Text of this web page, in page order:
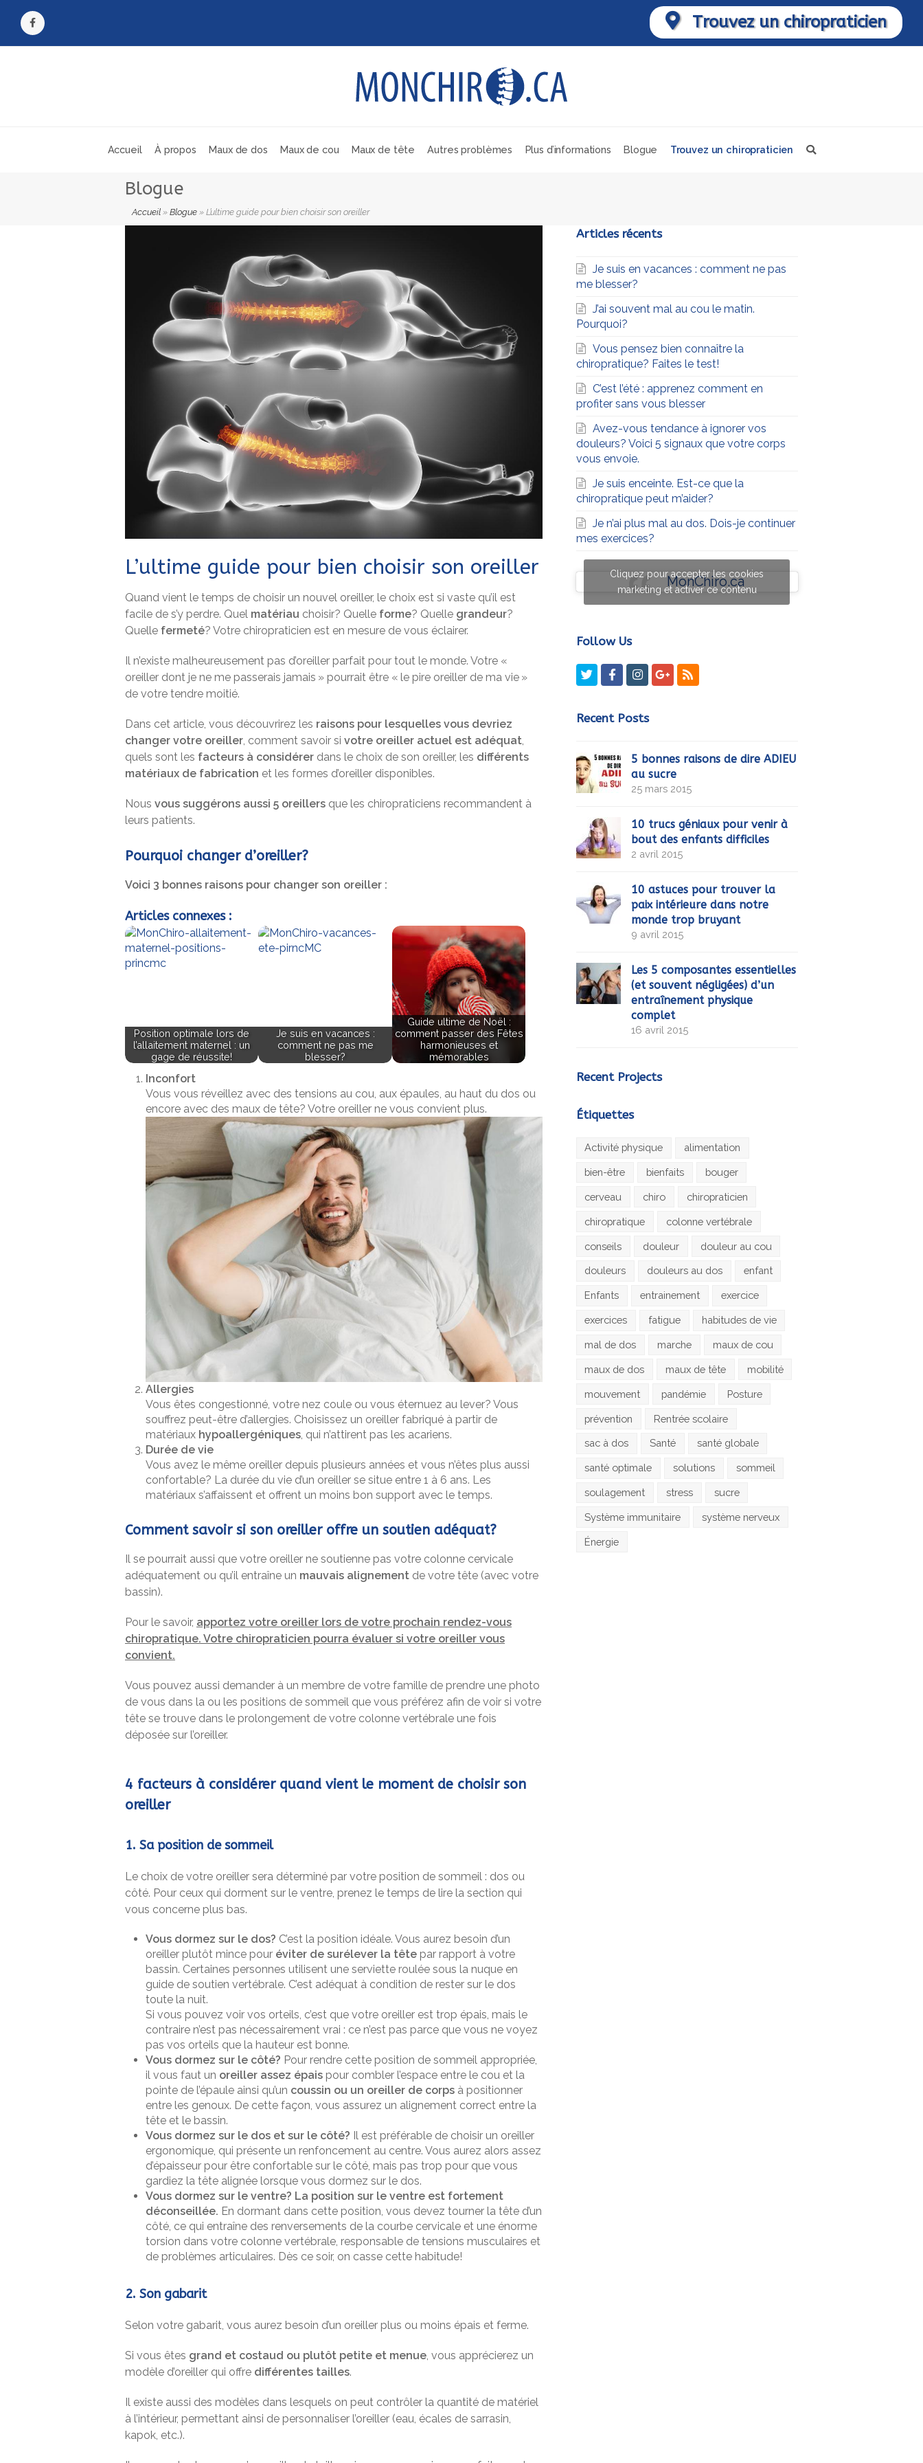
Trouvez un chiropraticien
Facebook
Accueil À propos Maux de dos Maux de cou Maux de tête Autres problèmes Plus d’informations Blogue Trouvez un chiropraticien
Blogue
Accueil » Blogue » L’ultime guide pour bien choisir son oreiller
L’ultime guide pour bien choisir son oreiller
Quand vient le temps de choisir un nouvel oreiller, le choix est si vaste qu’il est
facile de s’y perdre. Quel matériau choisir? Quelle forme? Quelle grandeur?
Quelle fermeté? Votre chiropraticien est en mesure de vous éclairer.
Il n’existe malheureusement pas d’oreiller parfait pour tout le monde. Votre «
oreiller dont je ne me passerais jamais » pourrait être « le pire oreiller de ma vie »
de votre tendre moitié.
Dans cet article, vous découvrirez les raisons pour lesquelles vous devriez
changer votre oreiller , comment savoir si votre oreiller actuel est adéquat
quels sont les facteurs à considérer dans le choix de son oreiller, les différents
matériaux de fabrication et les formes d’oreiller disponibles.
Nous vous suggérons aussi 5 oreillers que les chiropraticiens recommandent à
leurs patients.
Pourquoi changer d’oreiller?
Voici 3 bonnes raisons pour changer son oreiller :
Articles connexes :
Position optimale lors de
l’allaitement maternel : un
gage de réussite!
Je suis en vacances :
comment ne pas me
blesser?
Guide ultime de Noël :
comment passer des Fêtes
harmonieuses et
mémorables
Inconfort
Vous vous réveillez avec des tensions au cou, aux épaules, au haut du dos ou
encore avec des maux de tête? Votre oreiller ne vous convient plus.
Allergies
Vous êtes congestionné, votre nez coule ou vous éternuez au lever? Vous
souffrez peut-être d’allergies. Choisissez un oreiller fabriqué à partir de
matériaux hypoallergéniques , qui n’attirent pas les acariens.
Durée de vie
Vous avez le même oreiller depuis plusieurs années et vous n’êtes plus aussi
confortable? La durée du vie d’un oreiller se situe entre 1 à 6 ans. Les
matériaux s’affaissent et offrent un moins bon support avec le temps.
Comment savoir si son oreiller offre un soutien adéquat?
Il se pourrait aussi que votre oreiller ne soutienne pas votre colonne cervicale
adéquatement ou qu’il entraîne un mauvais alignement de votre tête (avec votre
bassin).
Pour le savoir, apportez votre oreiller lors de votre prochain rendez-vous
chiropratique. Votre chiropraticien pourra évaluer si votre oreiller vous
convient.
Vous pouvez aussi demander à un membre de votre famille de prendre une photo
de vous dans la ou les positions de sommeil que vous préférez afin de voir si votre
tête se trouve dans le prolongement de votre colonne vertébrale une fois
déposée sur l’oreiller.
4 facteurs à considérer quand vient le moment de choisir son
oreiller
1. Sa position de sommeil
Le choix de votre oreiller sera déterminé par votre position de sommeil : dos ou
côté. Pour ceux qui dorment sur le ventre, prenez le temps de lire la section qui
vous concerne plus bas.
Vous dormez sur le dos? C’est la position idéale. Vous aurez besoin d’un
oreiller plutôt mince pour éviter de surélever la tête par rapport à votre
bassin. Certaines personnes utilisent une serviette roulée sous la nuque en
guide de soutien vertébrale. C’est adéquat à condition de rester sur le dos
toute la nuit.
Si vous pouvez voir vos orteils, c’est que votre oreiller est trop épais, mais le
contraire n’est pas nécessairement vrai : ce n’est pas parce que vous ne voyez
pas vos orteils que la hauteur est bonne.
Vous dormez sur le côté? Pour rendre cette position de sommeil appropriée,
il vous faut un oreiller assez épais pour combler l’espace entre le cou et la
pointe de l’épaule ainsi qu’un coussin ou un oreiller de corps à positionner
entre les genoux. De cette façon, vous assurez un alignement correct entre la
tête et le bassin.
Vous dormez sur le dos et sur le côté? Il est préférable de choisir un oreiller
ergonomique, qui présente un renfoncement au centre. Vous aurez alors assez
d’épaisseur pour être confortable sur le côté, mais pas trop pour que vous
gardiez la tête alignée lorsque vous dormez sur le dos.
Vous dormez sur le ventre? La position sur le ventre est fortement
déconseillée. En dormant dans cette position, vous devez tourner la tête d’un
côté, ce qui entraîne des renversements de la courbe cervicale et une énorme
torsion dans votre colonne vertébrale, responsable de tensions musculaires et
de problèmes articulaires. Dès ce soir, on casse cette habitude!
2. Son gabarit
Selon votre gabarit, vous aurez besoin d’un oreiller plus ou moins épais et ferme.
Si vous êtes grand et costaud ou plutôt petite et menue , vous apprécierez un
modèle d’oreiller qui offre différentes tailles.
Il existe aussi des modèles dans lesquels on peut contrôler la quantité de matériel
à l’intérieur, permettant ainsi de personnaliser l’oreiller (eau, écales de sarrasin,
kapok, etc.).
Articles récents
Je suis en vacances : comment ne pas
me blesser?
J’ai souvent mal au cou le matin.
Pourquoi?
Vous pensez bien connaître la
chiropratique? Faites le test!
C’est l’été : apprenez comment en
profiter sans vous blesser
Avez-vous tendance à ignorer vos
douleurs? Voici 5 signaux que votre corps
vous envoie.
Je suis enceinte. Est-ce que la
chiropratique peut m’aider?
Je n’ai plus mal au dos. Dois-je continuer
mes exercices?
MonChiro.ca
Cliquez pour accepter les cookies
marketing et activer ce contenu
Cliquez pour accepter les cookies
Follow Us
TwitterFacebookInstagramGooglePlus
RSS
Recent Posts
5 bonnes raisons de dire ADIEU
au sucre
25 mars 2015
10 trucs géniaux pour venir à
bout des enfants difficiles
2 avril 2015
10 astuces pour trouver la
paix intérieure dans notre
monde trop bruyant
9 avril 2015
Les 5 composantes essentielles
(et souvent négligées) d’un
entraînement physique
complet
16 avril 2015
Recent Projects
Étiquettes
Activité physique alimentation
bien-être bienfaits bouger
cerveau chiro chiropraticien
chiropratique colonne vertébrale
conseils douleur douleur au cou
douleurs douleurs au dos enfant
Enfants entrainement exercice
exercices fatigue habitudes de vie
mal de dos marche maux de cou
maux de dos maux de tête mobilité
mouvement pandémie Posture
prévention Rentrée scolaire
sac à dos Santé santé globale
santé optimale solutions sommeil
soulagement stress sucre
Système immunitaire système nerveux
Énergie